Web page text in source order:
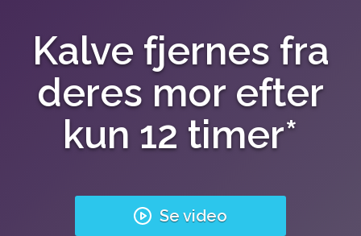
Kalve fjernes fra
deres mor efter
kun 12 timer*
Se video